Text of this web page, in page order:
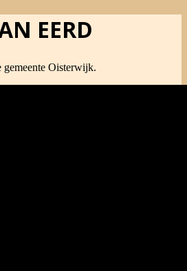
EERD
gemeente Oisterwijk.